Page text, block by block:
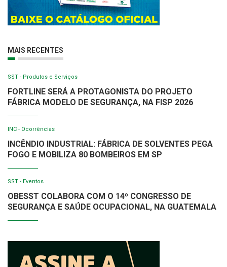
MAIS RECENTES
SST - Produtos e Serviços
FORTLINE SERÁ A PROTAGONISTA DO PROJETO
FÁBRICA MODELO DE SEGURANÇA, NA FISP 2026
INC - Ocorrências
INCÊNDIO INDUSTRIAL: FÁBRICA DE SOLVENTES PEGA
FOGO E MOBILIZA 80 BOMBEIROS EM SP
SST - Eventos
OBESST COLABORA COM O 14º CONGRESSO DE
SEGURANÇA E SAÚDE OCUPACIONAL, NA GUATEMALA